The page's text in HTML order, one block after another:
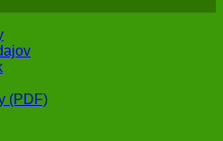
(PDF)